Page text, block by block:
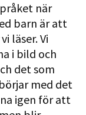
när
barn är att
läser. Vi
i bild och
det som
med det
igen för att